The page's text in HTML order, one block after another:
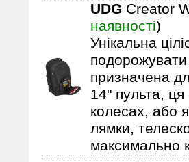
UDG Creator
наявності)
Унікальна
подорожувати
призначена
14" пульта,
колесах, або
лямки,
максимально